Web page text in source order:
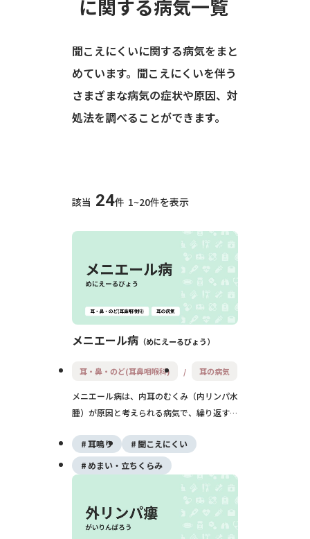
に関する病気一覧
聞こえにくいに関する病気をまと
めています。聞こえにくいを伴う
さまざまな病気の症状や原因、対
処法を調べることができます。
該当 24件 1~20件を表示
メニエール病 めにえーるびょう
耳・鼻・のど(耳鼻咽喉科) 耳の病気
メニエール病は、内耳のむくみ（内リンパ水
腫）が原因と考えられる病気で、繰り返す激
耳が詰まる感じが主な症状です。発作は数十
分〜数時間続き、生活に大きな影響を与えま
すが、薬や生活調整でコントロールできるこ
耳鳴り
聞こえにくい
めまい・立ちくらみ